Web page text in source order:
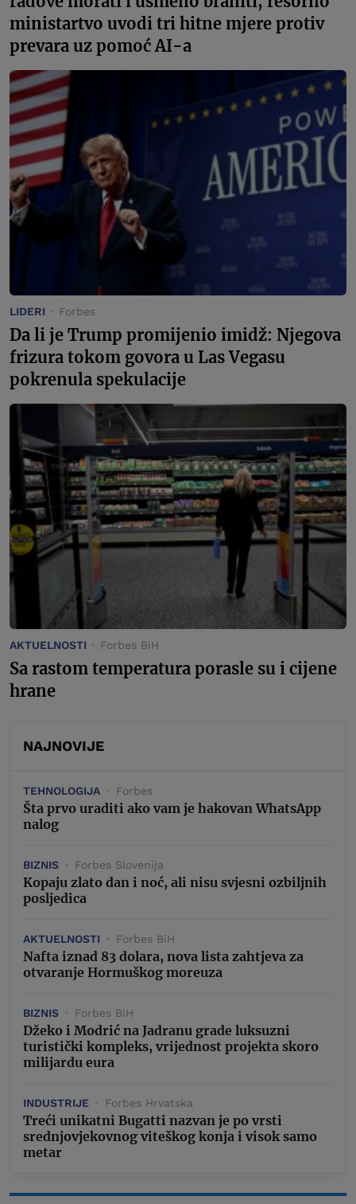
ministartvo uvodi tri hitne mjere protiv
prevara uz pomoć AI-a
LIDERI Forbes
Da li je Trump promijenio imidž: Njegova
frizura tokom govora u Las Vegasu
pokrenula spekulacije
AKTUELNOSTI Forbes BiH
Sa rastom temperatura porasle su i cijene
hrane
NAJNOVIJE
TEHNOLOGIJA Forbes
Šta prvo uraditi ako vam je hakovan WhatsApp
nalog
BIZNIS Forbes Slovenija
Kopaju zlato dan i noć, ali nisu svjesni ozbiljnih
posljedica
AKTUELNOSTI Forbes BiH
Nafta iznad 83 dolara, nova lista zahtjeva za
otvaranje Hormuškog moreuza
BIZNIS Forbes BiH
Džeko i Modrić na Jadranu grade luksuzni
turistički kompleks, vrijednost projekta skoro
milijardu eura
INDUSTRIJE Forbes Hrvatska
Treći unikatni Bugatti nazvan je po vrsti
srednjovjekovnog viteškog konja i visok samo
metar